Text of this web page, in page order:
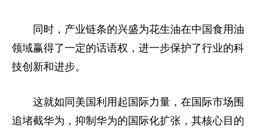
同时，产业链条的兴盛为花生油在中国食用油
领域赢得了一定的话语权，进一步保护了行业的科
技创新和进步。
这就如同美国利用起国际力量，在国际市场围
追堵截华为，抑制华为的国际化扩张，其核心目的